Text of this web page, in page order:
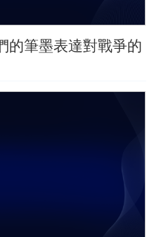
的筆墨表達對戰爭的